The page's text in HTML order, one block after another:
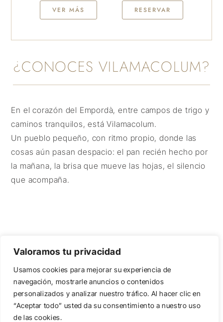
Valoramos tu privacidad
Usamos cookies para mejorar su experiencia de
navegación, mostrarle anuncios o contenidos
personalizados y analizar nuestro tráfico. Al hacer clic en
“Aceptar todo” usted da su consentimiento a nuestro uso
de las cookies.
VER MÁS RESERVAR
¿CONOCES VILAMACOLUM?
En el corazón del Empordà, entre campos de trigo y
caminos tranquilos, está Vilamacolum.
Un pueblo pequeño, con ritmo propio, donde las
cosas aún pasan despacio: el pan recién hecho por
la mañana, la brisa que mueve las hojas, el silencio
que acompaña.
También te podría interesar